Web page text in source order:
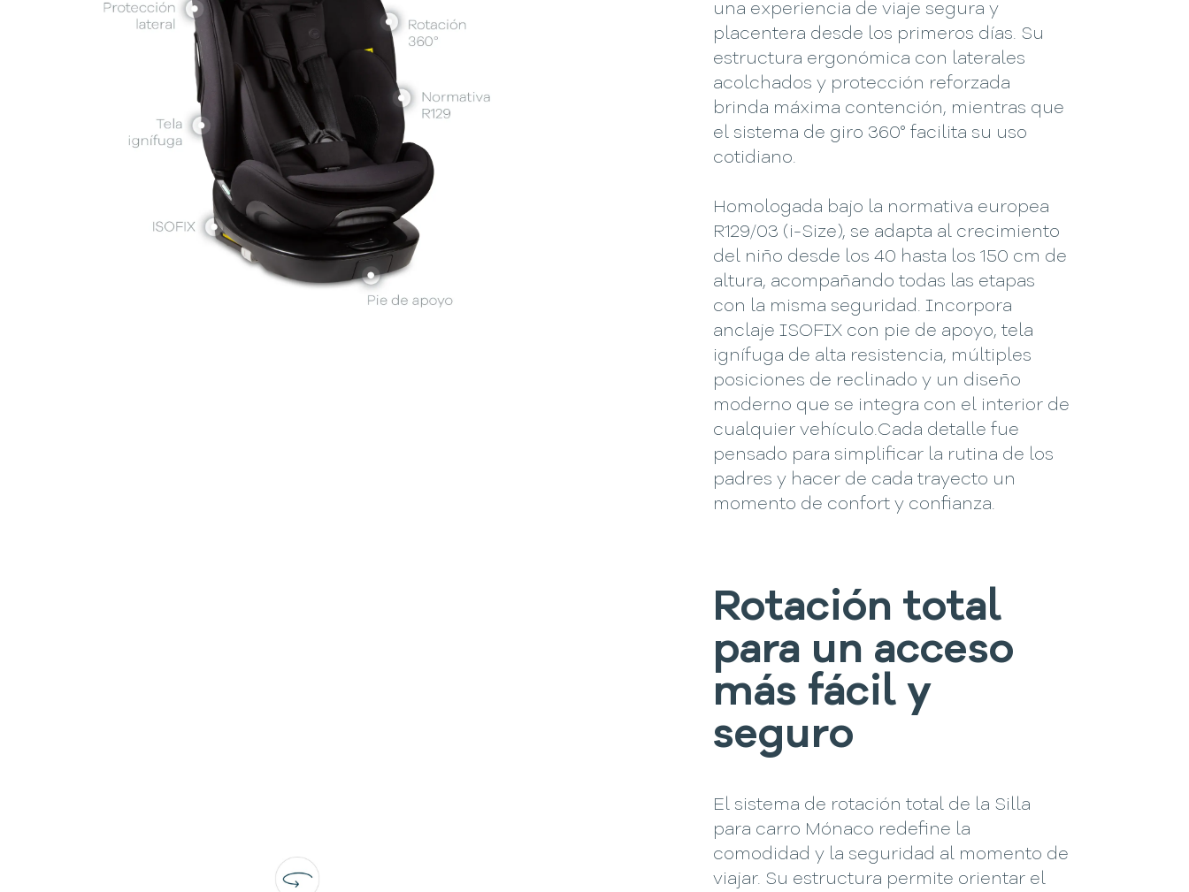
una experiencia de viaje segura y
placentera desde los primeros días. Su
estructura ergonómica con laterales
acolchados y protección reforzada
brinda máxima contención, mientras que
el sistema de giro 360° facilita su uso
cotidiano.
Homologada bajo la normativa europea
R129/03 (i-Size), se adapta al crecimiento
del niño desde los 40 hasta los 150 cm de
altura, acompañando todas las etapas
con la misma seguridad. Incorpora
anclaje ISOFIX con pie de apoyo, tela
ignífuga de alta resistencia, múltiples
posiciones de reclinado y un diseño
moderno que se integra con el interior de
cualquier vehículo.Cada detalle fue
pensado para simplificar la rutina de los
padres y hacer de cada trayecto un
momento de confort y confianza.
Rotación total
para un acceso
más fácil y
seguro
El sistema de rotación total de la Silla
para carro Mónaco redefine la
comodidad y la seguridad al momento de
viajar. Su estructura permite orientar el